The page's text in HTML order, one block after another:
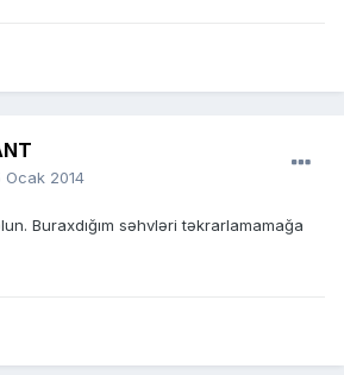
Ocak 2014
Buraxdığım səhvləri təkrarlamamağa